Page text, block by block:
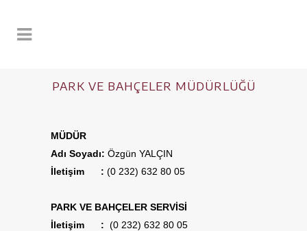
PARK VE BAHÇELER MÜDÜRLÜĞÜ
MÜDÜR
Adı Soyadı: Özgün YALÇIN
İletişim : (0 232) 632 80 05
PARK VE BAHÇELER SERVİSİ
İletişim : (0 232) 632 80 05